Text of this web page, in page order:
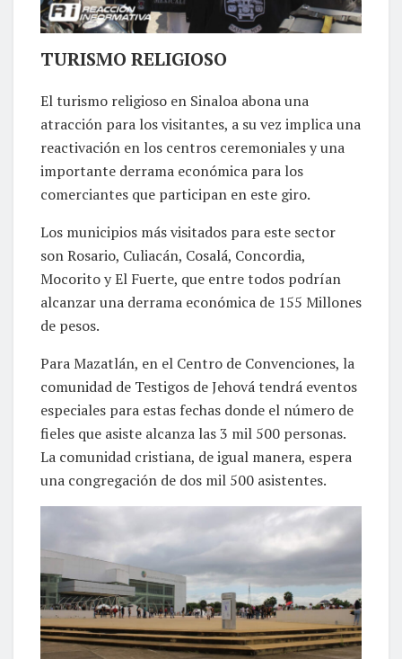
TURISMO RELIGIOSO
El turismo religioso en Sinaloa abona una
atracción para los visitantes, a su vez implica una
reactivación en los centros ceremoniales y una
importante derrama económica para los
comerciantes que participan en este giro.
Los municipios más visitados para este sector
son Rosario, Culiacán, Cosalá, Concordia,
Mocorito y El Fuerte, que entre todos podrían
alcanzar una derrama económica de 155 Millones
de pesos.
Para Mazatlán, en el Centro de Convenciones, la
comunidad de Testigos de Jehová tendrá eventos
especiales para estas fechas donde el número de
fieles que asiste alcanza las 3 mil 500 personas.
La comunidad cristiana, de igual manera, espera
una congregación de dos mil 500 asistentes.